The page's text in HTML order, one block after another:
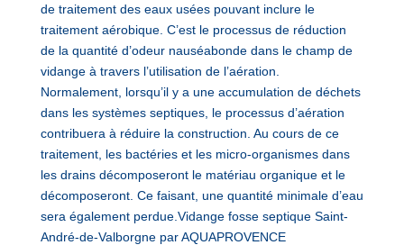
de traitement des eaux usées pouvant inclure le
traitement aérobique. C’est le processus de réduction
de la quantité d’odeur nauséabonde dans le champ de
vidange à travers l’utilisation de l’aération.
Normalement, lorsqu’il y a une accumulation de déchets
dans les systèmes septiques, le processus d’aération
contribuera à réduire la construction. Au cours de ce
traitement, les bactéries et les micro-organismes dans
les drains décomposeront le matériau organique et le
décomposeront. Ce faisant, une quantité minimale d’eau
sera également perdue.Vidange fosse septique Saint-
André-de-Valborgne par AQUAPROVENCE